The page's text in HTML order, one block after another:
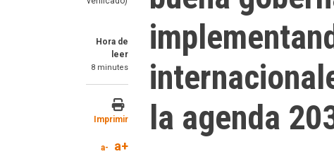
Hora de
leer
8 minutes
Imprimir
a- a+
la agenda